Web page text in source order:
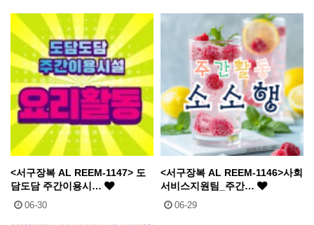
<서구장복 AL REEM-1147> 도
담도담 주간이용시…
06-30
<서구장복 AL REEM-1146>사회
서비스지원팀_주간…
06-29